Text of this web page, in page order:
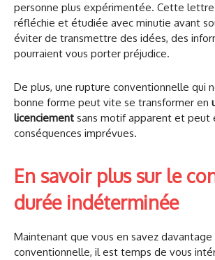
personne plus expérimentée. Cette
réfléchie et étudiée avec minutie avant
éviter de transmettre des idées, des
pourraient vous porter préjudice.
De plus, une rupture conventionnelle qui
bonne forme peut vite se transformer en
licenciement sans motif apparent et peut
conséquences imprévues.
En savoir plus sur le
durée indéterminée
Maintenant que vous en savez davantage
conventionnelle, il est temps de vous